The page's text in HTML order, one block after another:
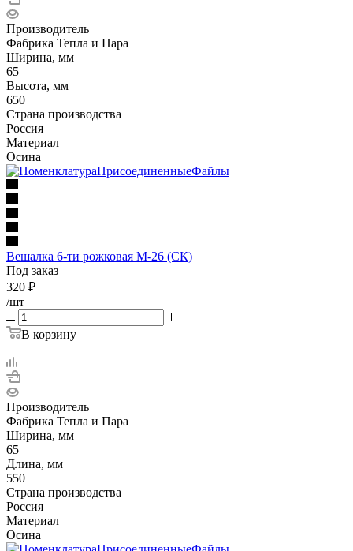
Производитель
Фабрика Тепла и Пара
Ширина, мм
65
Высота, мм
650
Страна производства
Россия
Материал
Осина
Вешалка 6-ти рожковая М-26 (СК)
Под заказ
320 ₽
/шт
В корзину
Производитель
Фабрика Тепла и Пара
Ширина, мм
65
Длина, мм
550
Страна производства
Россия
Материал
Осина